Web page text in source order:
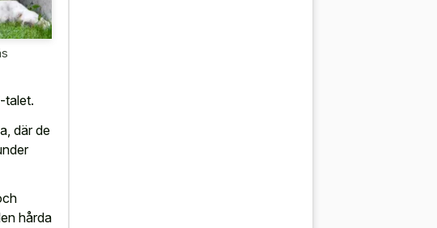
talet.
där de
hårda